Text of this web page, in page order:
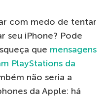
com medo de tentar
seu iPhone? Pode
que mensagens
PlayStations da
não seria a
da Apple: há